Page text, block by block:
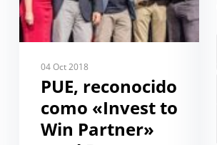
04 Oct 2018
PUE, reconocido
como «Invest to
Win Partner»